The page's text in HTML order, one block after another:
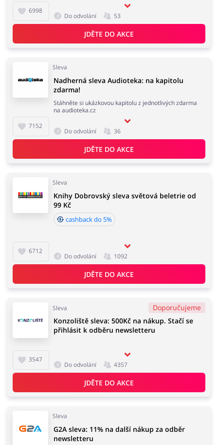
6998
Do odvolání 53
JDĚTE DO AKCE
Sleva
7152
Nadherná sleva Audioteka: na kapitolu
zdarma!
Stáhněte si ukázkovou kapitolu z jednotlivých zdarma
na audioteka.cz
Do odvolání 36
JDĚTE DO AKCE
Sleva
6712
Knihy Dobrovský sleva světová beletrie od
99 Kč
cashback do 5%
Do odvolání 1092
JDĚTE DO AKCE
Sleva Doporučujeme
3547
Konzoliště sleva: 500Kč na nákup. Stačí se
přihlásit k odběru newsletteru
Do odvolání 4357
JDĚTE DO AKCE
Sleva
G2A sleva: 11% na další nákup za odběr
newsletteru